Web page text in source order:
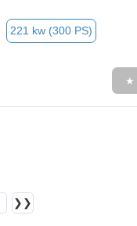
221 kw (300 PS)
★
❯❯